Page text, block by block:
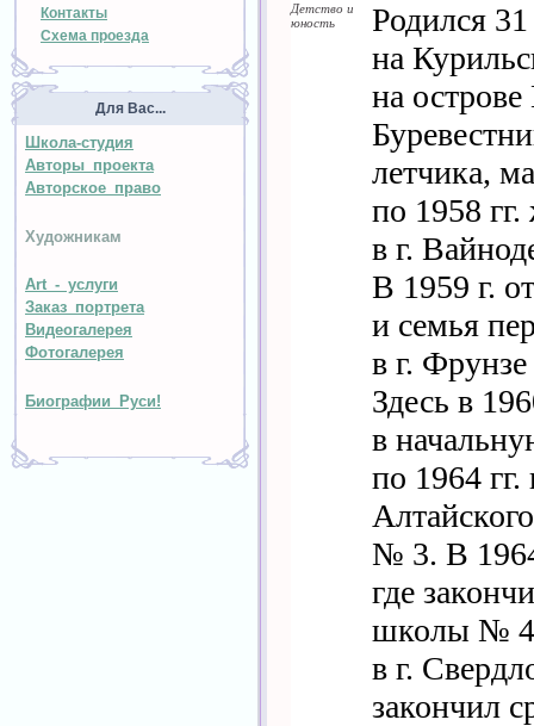
Контакты
Схема проезда
Для Вас...
Школа-студия
Авторы проекта
Авторское право
Художникам
Art - услуги
Заказ портрета
Видеогалерея
Фотогалерея
Биографии Руси!
Детство и
юность
Родился
на
на
летчика,
по 1958
в г.
В 1959 г.
и семья
в г.
Здесь в
в
по 1964
№ 3. В 1964
где
школы №
в г.
закончил